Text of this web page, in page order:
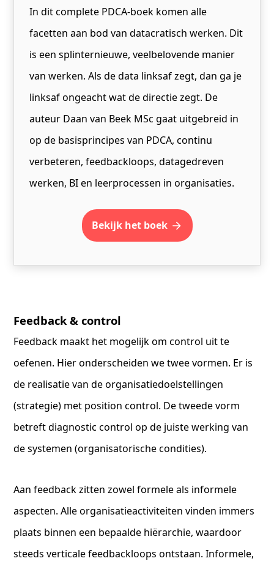
In dit complete PDCA-boek komen alle
facetten aan bod van datacratisch werken. Dit
is een splinternieuwe, veelbelovende manier
van werken. Als de data linksaf zegt, dan ga je
linksaf ongeacht wat de directie zegt. De
auteur Daan van Beek MSc gaat uitgebreid in
op de basisprincipes van PDCA, continu
verbeteren, feedbackloops, datagedreven
werken, BI en leerprocessen in organisaties.
bekijk het boek
Feedback & control
Feedback maakt het mogelijk om control uit te
oefenen. Hier onderscheiden we twee vormen. Er is
de realisatie van de organisatiedoelstellingen
(strategie) met position control. De tweede vorm
betreft diagnostic control op de juiste werking van
de systemen (organisatorische condities).
Aan feedback zitten zowel formele als informele
aspecten. Alle organisatieactiviteiten vinden immers
plaats binnen een bepaalde hiërarchie, waardoor
steeds verticale feedbackloops ontstaan. Informele,